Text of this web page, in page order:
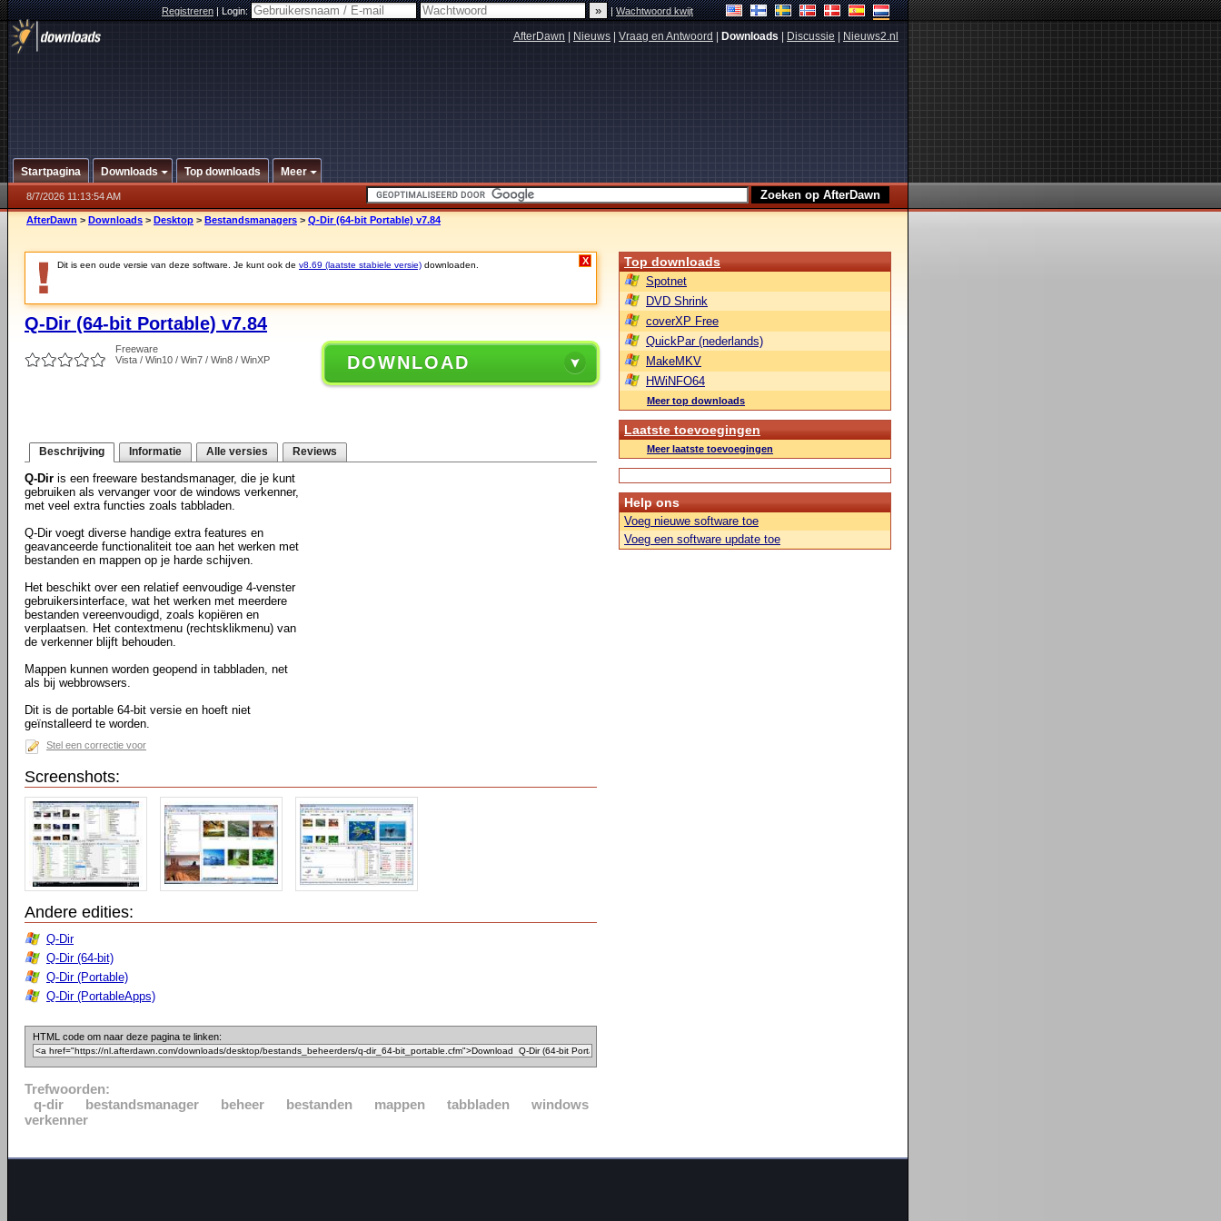
Registreren|Login: |Wachtwoord kwijt
AfterDawn Nieuws Vraag en Antwoord Downloads Discussie Nieuws2.nl
Startpagina Downloads Top downloads Meer
8/7/2026 11:13:54 AM
AfterDawn > Downloads > Desktop > Bestandsmanagers > Q-Dir (64-bit Portable) v7.84
Dit is een oude versie van deze software. Je kunt ook de v8.69 (laatste stabiele versie) downloaden. X
Q-Dir (64-bit Portable) v7.84
Freeware
Vista / Win10 / Win7 / Win8 / WinXP
DOWNLOAD
Beschrijving Informatie Alle versies Reviews
Q-Dir is een freeware bestandsmanager, die je kunt
gebruiken als vervanger voor de windows verkenner,
met veel extra functies zoals tabbladen.
Q-Dir voegt diverse handige extra features en
geavanceerde functionaliteit toe aan het werken met
bestanden en mappen op je harde schijven.
Het beschikt over een relatief eenvoudige 4-venster
gebruikersinterface, wat het werken met meerdere
bestanden vereenvoudigd, zoals kopiëren en
verplaatsen. Het contextmenu (rechtsklikmenu) van
de verkenner blijft behouden.
Mappen kunnen worden geopend in tabbladen, net
als bij webbrowsers.
Dit is de portable 64-bit versie en hoeft niet
geïnstalleerd te worden.
Stel een correctie voor
Screenshots:
Andere edities:
Q-Dir
Q-Dir (64-bit)
Q-Dir (Portable)
Q-Dir (PortableApps)
HTML code om naar deze pagina te linken:
Trefwoorden:
q-dir
bestandsmanager beheer bestanden mappen tabbladen
windows
verkenner
Top downloads
Spotnet
DVD Shrink
coverXP Free
QuickPar (nederlands)
MakeMKV
HWiNFO64
Meer top downloads
Laatste toevoegingen
Meer laatste toevoegingen
Help ons
Voeg nieuwe software toe
Voeg een software update toe